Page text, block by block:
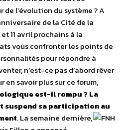
l’évolution du système ? A
de la Cité de la
11 avril prochains à la
vous confronter les points de
pour répondre à
n’est-ce pas d’abord rêver
en savoir plus sur ce forum,
est-il rompu ? La
suspend sa participation au
.La semaine dernière,